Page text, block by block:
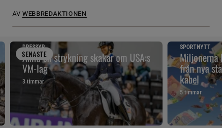
AV WEBBREDAKTIONEN
SENASTE
DRESSYR
Ännu en strykning skakar om USA:s
VM-lag
3 timmar
SPORTNYTT
Miljonerna
från nya
kabel
5 timmar